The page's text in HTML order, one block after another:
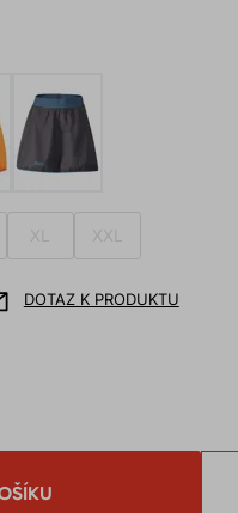
XL XXL
DOTAZ K PRODUKTU